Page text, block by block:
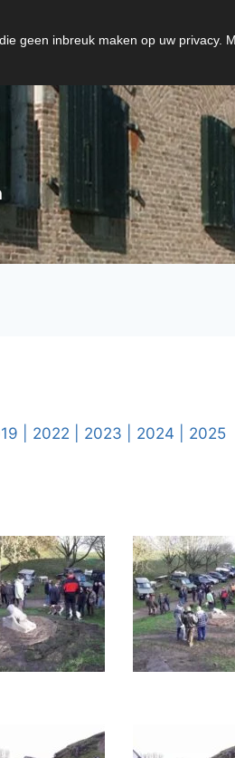
geen inbreuk maken op uw privacy.
| 2022 | 2023 | 2024 | 2025